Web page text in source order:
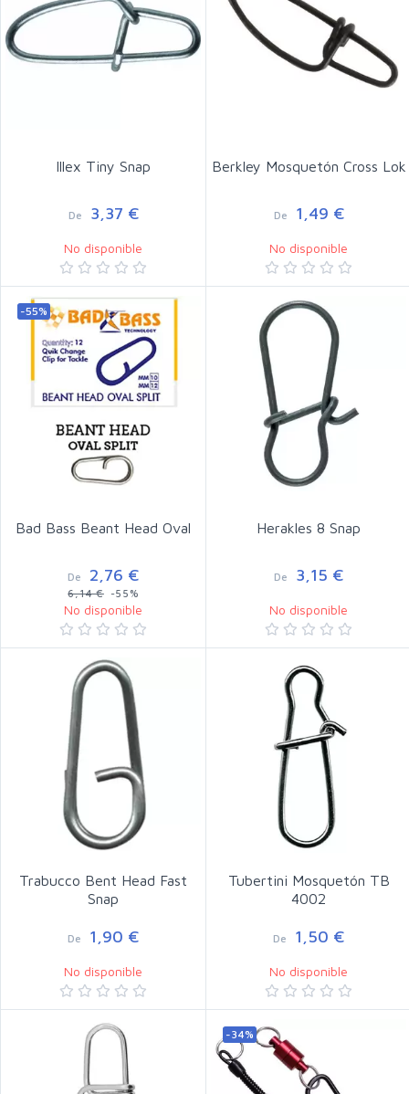
Illex Tiny Snap
De 3,37 €
No disponible
Berkley Mosquetón Cross Lok
De 1,49 €
No disponible
-55%
Bad Bass Beant Head Oval
De 2,76 €
6,14 €-55%
No disponible
Herakles 8 Snap
De 3,15 €
No disponible
Trabucco Bent Head Fast
Snap
De 1,90 €
No disponible
Tubertini Mosquetón TB
4002
De 1,50 €
No disponible
-34%